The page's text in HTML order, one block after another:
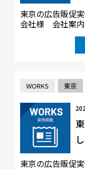
東京の広告販促
会社様 会社案内
WORKS 東京
東京の広告販促